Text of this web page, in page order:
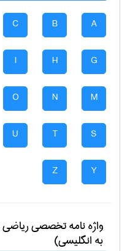
A
B
C
G
H
I
M
N
O
S
T
U
Y
Z
واژه نامه تخصصیرياضی
به انگلیسی)